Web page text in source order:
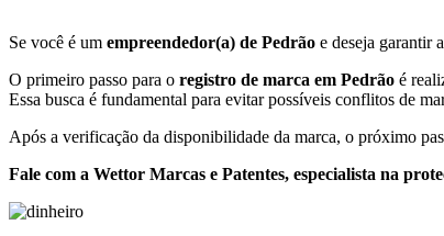
Se você é um empreendedor(a) de Pedrão e deseja garantir
O primeiro passo para o registro de marca em Pedrão é
Essa busca é fundamental para evitar possíveis conflitos de
Após a verificação da disponibilidade da marca, o próximo
Fale com a Wettor Marcas e Patentes, especialista na